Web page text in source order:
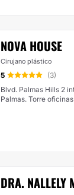
NOVA HOUSE
Cirujano plástico
5
(3)
Blvd. Palmas Hills 2
Palmas. Torre
DRA. NALLELY